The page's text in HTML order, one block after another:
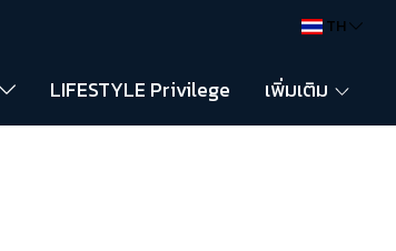
TH
LIFESTYLE Privilege เพิ่มเติม